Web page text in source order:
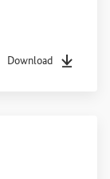
Download
Dateityppdf